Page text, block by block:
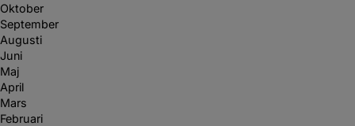
Oktober
September
Augusti
Juni
Maj
April
Mars
Februari